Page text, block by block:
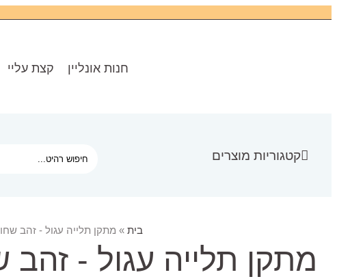
חנות אונליין קצת עליי
קטגוריות מוצרים
בית » מתקן תלייה עגול - זהב
מתקן תלייה עגול -